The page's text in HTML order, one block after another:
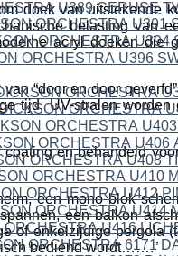
doek van uitstekende
belasting van
acryl doeken die
“door en door
tijd. UV-stralen worden
en behandeld
een mono blok
een balkon
of enkelzijdige pergola
bediend wordt…….”